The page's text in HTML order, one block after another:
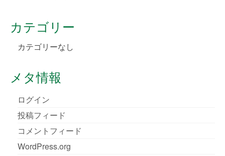
カテゴリー
カテゴリーなし
メタ情報
ログイン
投稿フィード
コメントフィード
WordPress.org